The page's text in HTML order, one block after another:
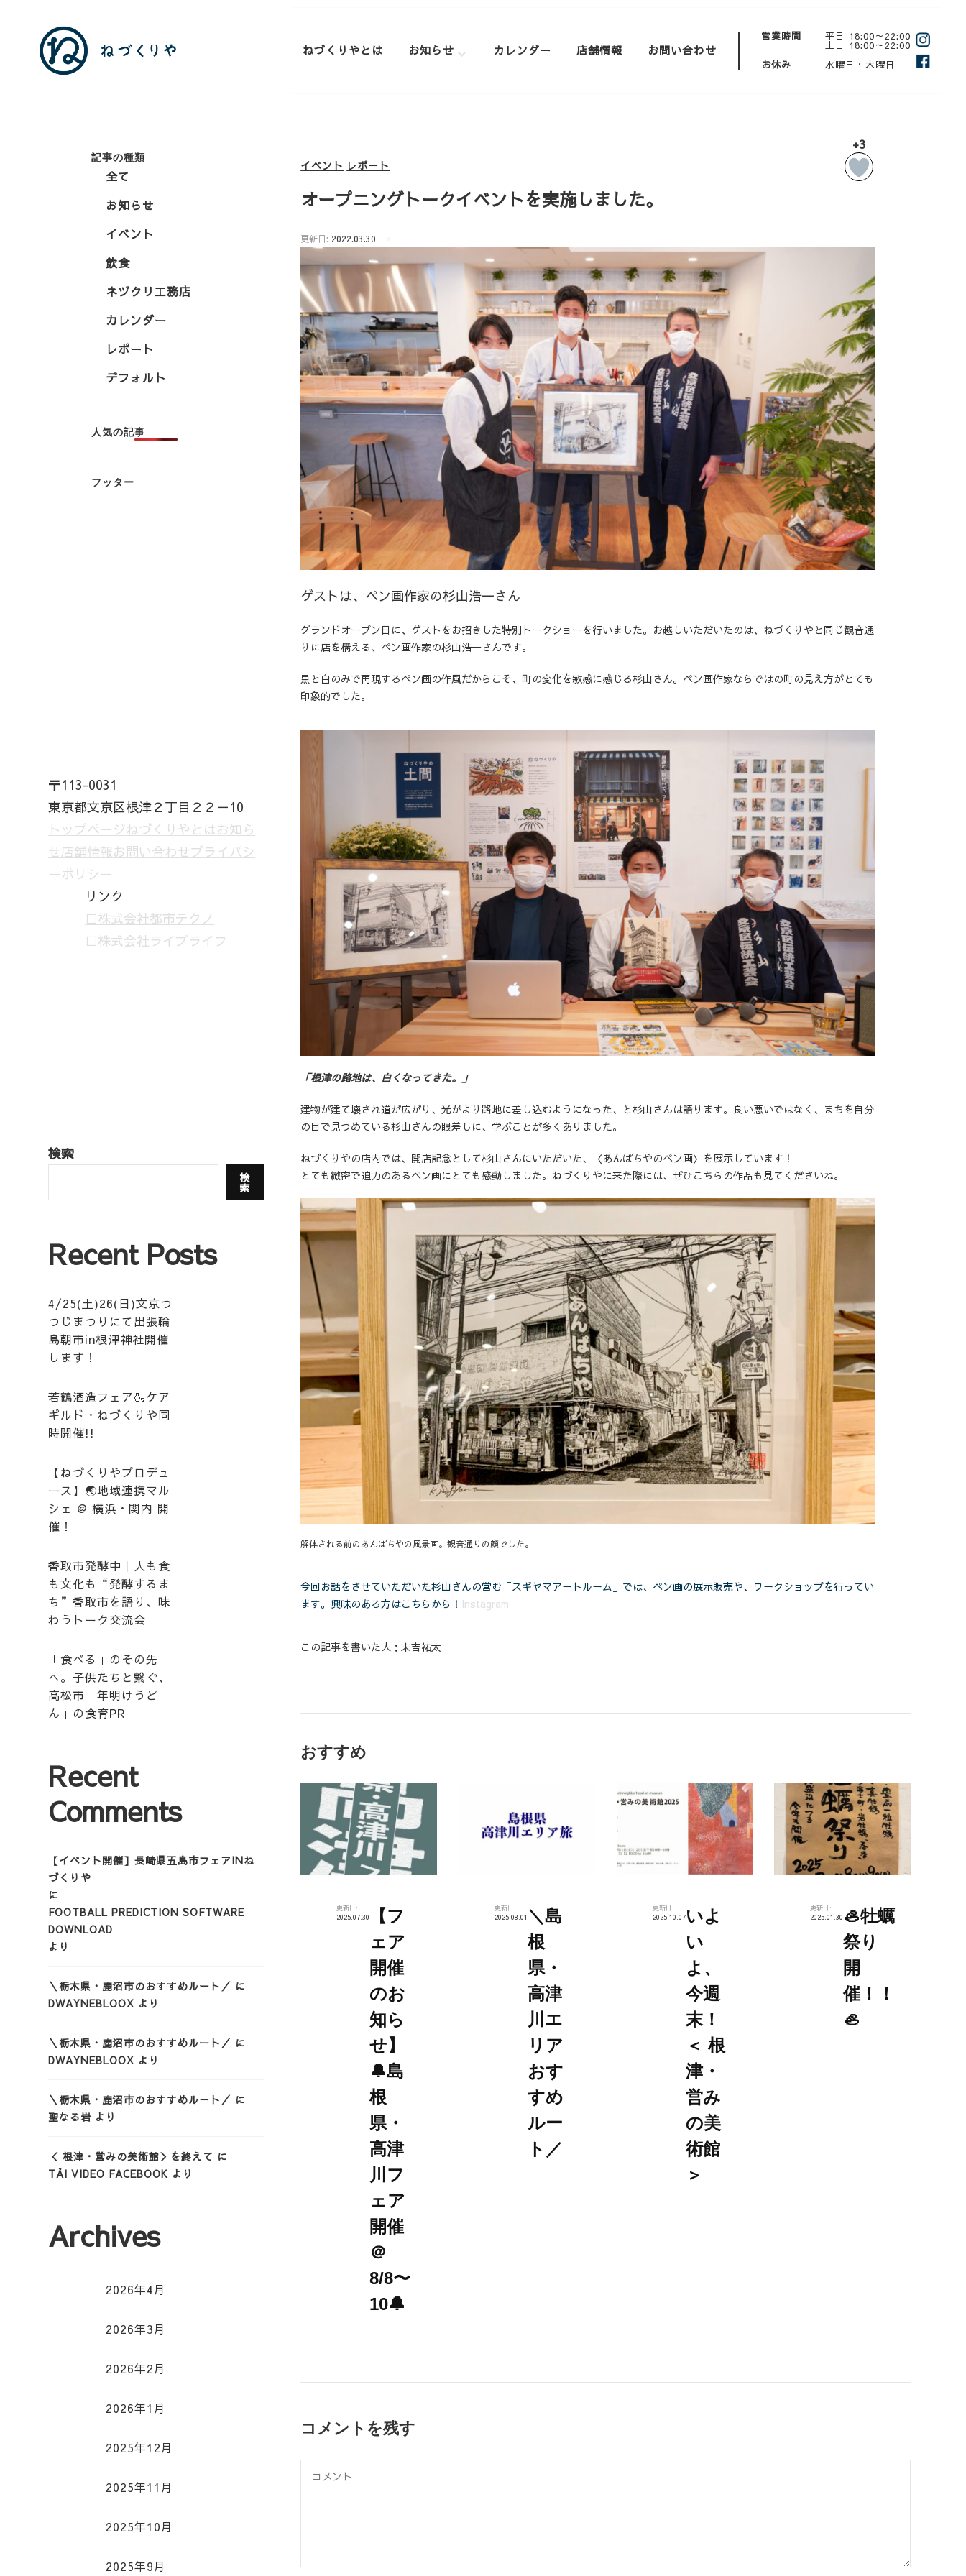
ねづくりやとは お知らせ カレンダー 店舗情報 お問い合わせ
営業時間 平日 18:00～22:00
土日 18:00～22:00
お休み
水曜日・木曜日
イベント レポート
オープニングトークイベントを実施しました。
更新日: 2022.03.30
+3
ゲストは、ペン画作家の杉山浩一さん
グランドオープン日に、ゲストをお招きした特別トークショーを行いました。お越しいただいたのは、ねづくりやと同じ観音通
りに店を構える、ペン画作家の杉山浩一さんです。
黒と白のみで再現するペン画の作風だからこそ、町の変化を敏感に感じる杉山さん。ペン画作家ならではの町の見え方がとても
印象的でした。
「根津の路地は、白くなってきた。」
建物が建て壊され道が広がり、光がより路地に差し込むようになった、と杉山さんは語ります。良い悪いではなく、まちを自分
の目で見つめている杉山さんの眼差しに、学ぶことが多くありました。
ねづくりやの店内では、開店記念として杉山さんにいただいた、〈あんぱちやのペン画〉を展示しています！
とても緻密で迫力のあるペン画にとても感動しました。ねづくりやに来た際には、ぜひこちらの作品も見てくださいね。
解体される前のあんぱちやの風景画。観音通りの顔でした。
今回お話をさせていただいた杉山さんの営む「スギヤマアートルーム」では、ペン画の展示販売や、ワークショップを行ってい
ます。興味のある方はこちらから！ Instagram
この記事を書いた人：末吉祐太
おすすめ
更新日:
2025.07.30
【フ
ェア
開催
のお
知ら
せ】
🔔島
根
県・
高津
川フ
ェア
開催
＠
8/8〜
10🔔
更新日:
2025.08.01 ＼島
根
県・
高津
川エ
リア
おす
すめ
ルー
ト／
更新日:
2025.10.07いよ
い
よ、
今週
末！
＜ 根
津・
営み
の美
術館
＞
更新日:
2025.01.30 🦪牡蠣
祭り
開
催！！
🦪
コメントを残す
記事の種類
全て
お知らせ
イベント
飲食
ネヅクリ工務店
カレンダー
レポート
デフォルト
人気の記事
フッター
〒113-0031
東京都文京区根津２丁目２２－10
トップページねづくりやとはお知ら
せ店舗情報お問い合わせプライバシ
ーポリシー
リンク
□株式会社都市テクノ
□株式会社ライブライフ
検索
検
索
Recent Posts
4/25(土)26(日)文京つ
つじまつりにて出張輪
島朝市in根津神社開催
します！
若鶴酒造フェア🍶ケア
ギルド・ねづくりや同
時開催!!
【ねづくりやプロデュ
ース】🌏地域連携マル
シェ @ 横浜・関内 開
催！
香取市発酵中｜人も食
も文化も“発酵するま
ち”香取市を語り、味
わうトーク交流会
「食べる」のその先
へ。子供たちと繋ぐ、
高松市「年明けうど
ん」の食育PR
Recent
Comments
【イベント開催】長崎県五島市フェアINね
づくりや
に
FOOTBALL PREDICTION SOFTWARE
DOWNLOAD
より
＼栃木県・鹿沼市のおすすめルート／ に
DWAYNEBLOOX より
＼栃木県・鹿沼市のおすすめルート／ に
DWAYNEBLOOX より
＼栃木県・鹿沼市のおすすめルート／ に
聖なる岩 より
＜ 根津・営みの美術館＞を終えて に
TẢI VIDEO FACEBOOK より
Archives
2026年4月
2026年3月
2026年2月
2026年1月
2025年12月
2025年11月
2025年10月
2025年9月